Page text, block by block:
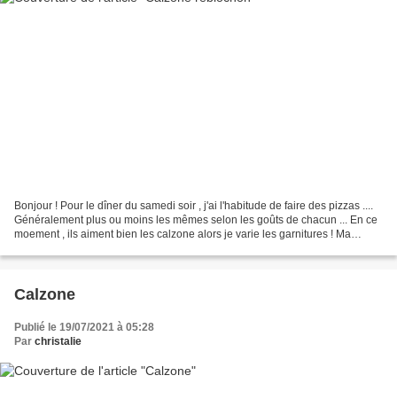
Bonjour ! Pour le dîner du samedi soir , j'ai l'habitude de faire des pizzas ....
Généralement plus ou moins les mêmes selon les goûts de chacun ... En ce
moement , ils aiment bien les calzone alors je varie les garnitures ! Ma
Calzone
Publié le 19/07/2021 à 05:28
Par christalie